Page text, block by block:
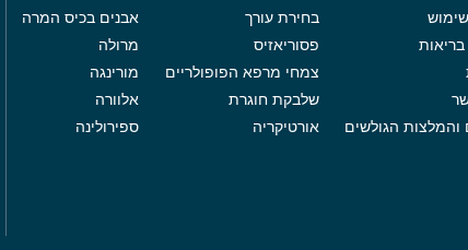
בריאות
והמלצות הגולשים
בחירת עורך
פסוריאזיס
צמחי מרפא הפופולריים
שלבקת חוגרת
אורטיקריה
אבנים בכיס המרה
מרולה
מורינגה
אלוורה
ספירולינה